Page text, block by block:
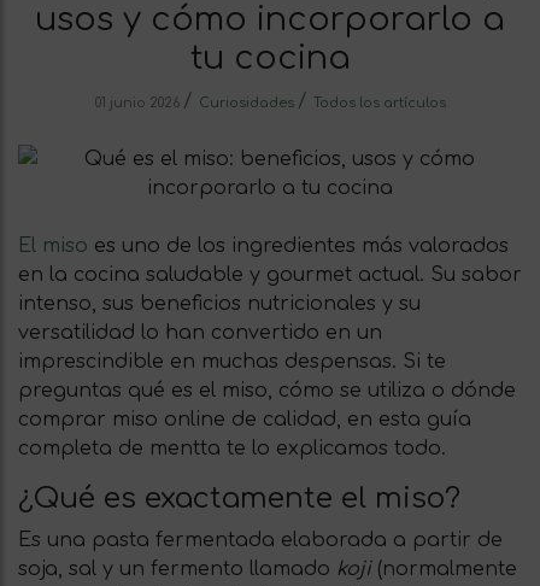
usos y cómo incorporarlo a
tu cocina
01 junio 2026 / Curiosidades / Todos los artículos
El miso es uno de los ingredientes más valorados
en la cocina saludable y gourmet actual. Su sabor
intenso, sus beneficios nutricionales y su
versatilidad lo han convertido en un
imprescindible en muchas despensas. Si te
preguntas qué es el miso, cómo se utiliza o dónde
comprar miso online de calidad, en esta guía
completa de mentta te lo explicamos todo.
¿Qué es exactamente el miso?
Es una pasta fermentada elaborada a partir de
soja, sal y un fermento llamado koji(normalmente